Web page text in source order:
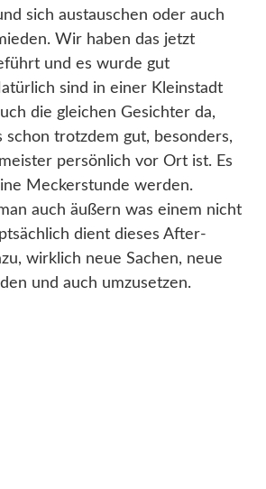
sich austauschen oder auch
Wir haben das jetzt
und es wurde gut
sind in einer Kleinstadt
die gleichen Gesichter da,
schon trotzdem gut, besonders,
persönlich vor Ort ist. Es
Meckerstunde werden.
auch äußern was einem nicht
dient dieses After-
wirklich neue Sachen, neue
und auch umzusetzen.